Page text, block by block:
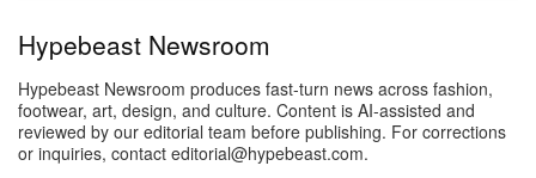
Hypebeast Newsroom
Hypebeast Newsroom produces fast-turn news across fashion,
footwear, art, design, and culture. Content is AI-assisted and
reviewed by our editorial team before publishing. For corrections
or inquiries, contact editorial@hypebeast.com.